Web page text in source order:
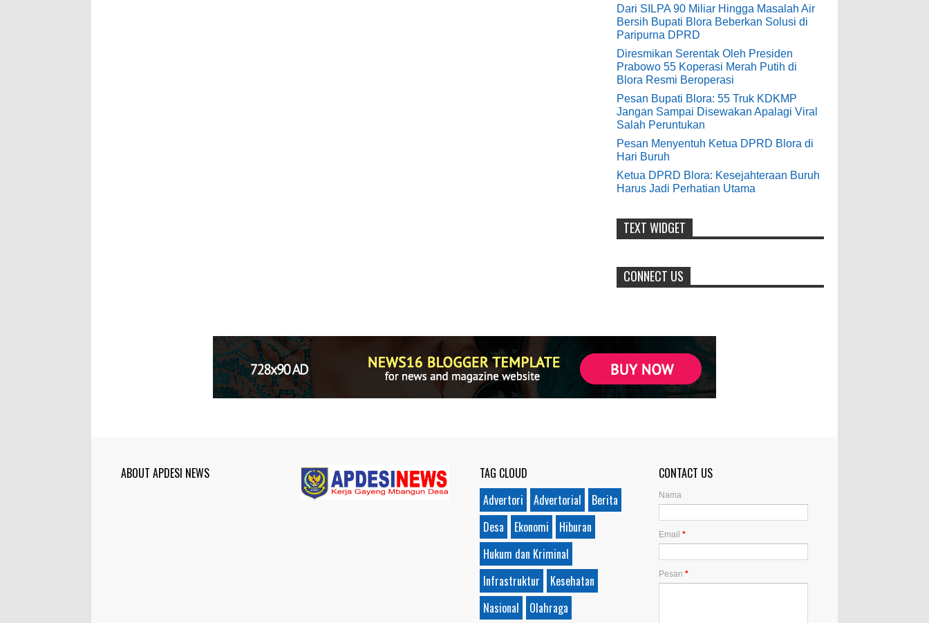
Pesan Bupati Blora: 55 Truk KDKMP
Jangan Sampai Disewakan Apalagi
Viral Salah Peruntukan
0 5-10-2026
9-28-2020
bolehkah kami study banding
di akir bulan oktober 2020 ini ?
Anonymous:
Mudah mudahan dengan jalan
yang baik bisa meningkatkan ekonomi
masyarakat sekitar. Amin
Anonymous:
7-21-2019
honorer
Dari SILPA 90 Miliar Hingga Masalah Air
Bersih Bupati Blora Beberkan Solusi di
Paripurna DPRD
Diresmikan Serentak Oleh Presiden
Prabowo 55 Koperasi Merah Putih di
Blora Resmi Beroperasi
Pesan Bupati Blora: 55 Truk KDKMP
Jangan Sampai Disewakan Apalagi Viral
Salah Peruntukan
Pesan Menyentuh Ketua DPRD Blora di
Hari Buruh
Ketua DPRD Blora: Kesejahteraan Buruh
Harus Jadi Perhatian Utama
TEXT WIDGET
CONNECT US
ABOUT APDESI NEWS
TAG CLOUD
Advertori
Advertorial
Berita
Desa
Ekonomi
Hiburan
Hukum dan Kriminal
Infrastruktur
Kesehatan
Nasional
Olahraga
CONTACT US
Nama
Email *
Pesan *